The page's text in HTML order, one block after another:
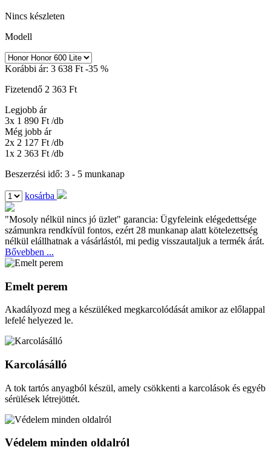
Nincs készleten
Modell
Korábbi ár: 3 638 Ft -35 %
Fizetendő 2 363 Ft
Legjobb ár
3x 1 890 Ft /db
Még jobb ár
2x 2 127 Ft /db
1x 2 363 Ft /db
Beszerzési idő: 3 - 5 munkanap
kosárba
"Mosoly nélkül nincs jó üzlet" garancia: Ügyfeleink elégedettsége
számunkra rendkívül fontos, ezért 28 munkanap alatt kötelezettség
nélkül elállhatnak a vásárlástól, mi pedig visszautaljuk a termék árát.
Bővebben ...
Emelt perem
Akadályozd meg a készüléked megkarcolódását amikor az előlappal
lefelé helyezed le.
Karcolásálló
A tok tartós anyagból készül, amely csökkenti a karcolások és egyéb
sérülések létrejöttét.
Védelem minden oldalról